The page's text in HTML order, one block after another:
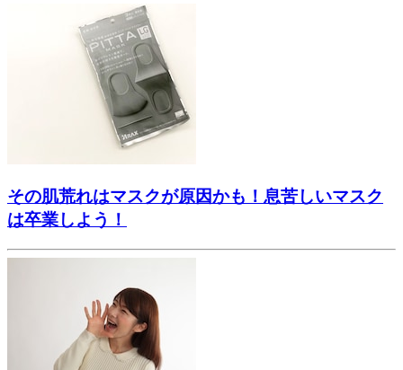
その肌荒れはマスクが原因かも！息苦しいマスク
は卒業しよう！